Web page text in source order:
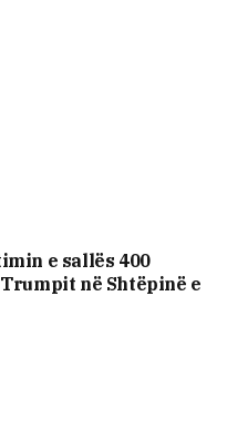
e sallës 400
në Shtëpinë e